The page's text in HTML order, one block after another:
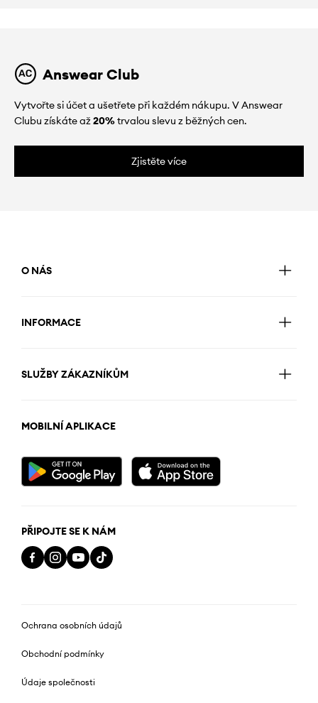
Answear Club
Vytvořte si účet a ušetřete při každém nákupu. V Answear
Clubu získáte až20%trvalou slevu z běžných cen.
Zjistěte více
O NÁS
INFORMACE
SLUŽBY ZÁKAZNÍKŮM
MOBILNÍ APLIKACE
PŘIPOJTE SE K NÁM
Ochrana osobních údajů
Obchodní podmínky
Údaje společnosti